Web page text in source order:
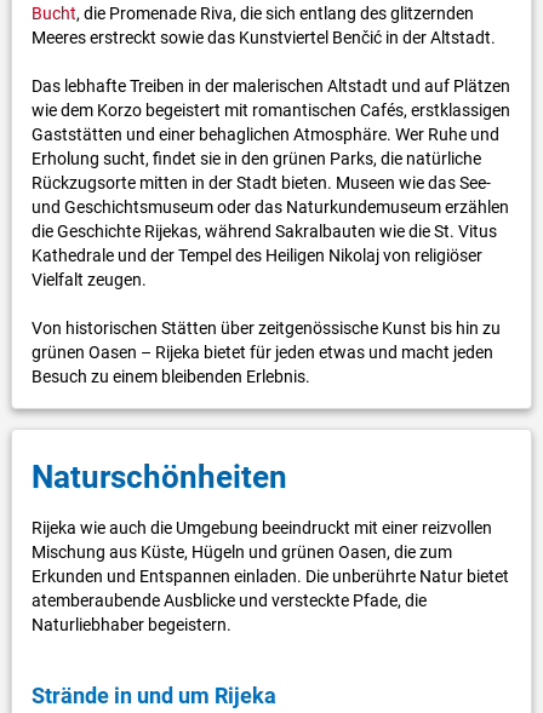
Bucht, die Promenade Riva, die sich entlang des glitzernden
Meeres erstreckt sowie das Kunstviertel Benčić in der Altstadt.
Das lebhafte Treiben in der malerischen Altstadt und auf Plätzen
wie dem Korzo begeistert mit romantischen Cafés, erstklassigen
Gaststätten und einer behaglichen Atmosphäre. Wer Ruhe und
Erholung sucht, findet sie in den grünen Parks, die natürliche
Rückzugsorte mitten in der Stadt bieten. Museen wie das See-
und Geschichtsmuseum oder das Naturkundemuseum erzählen
die Geschichte Rijekas, während Sakralbauten wie die St. Vitus
Kathedrale und der Tempel des Heiligen Nikolaj von religiöser
Vielfalt zeugen.
Von historischen Stätten über zeitgenössische Kunst bis hin zu
grünen Oasen – Rijeka bietet für jeden etwas und macht jeden
Besuch zu einem bleibenden Erlebnis.
Naturschönheiten
Rijeka wie auch die Umgebung beeindruckt mit einer reizvollen
Mischung aus Küste, Hügeln und grünen Oasen, die zum
Erkunden und Entspannen einladen. Die unberührte Natur bietet
atemberaubende Ausblicke und versteckte Pfade, die
Naturliebhaber begeistern.
Strände in und um Rijeka